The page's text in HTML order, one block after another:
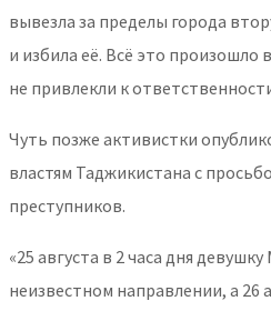
вывезла за пределы города
и избила её. Всё это произошло
не привлекли к
Чуть позже активистки
властям Таджикистана с
преступников.
«25 августа в 2 часа дня
неизвестном направлении, а 26